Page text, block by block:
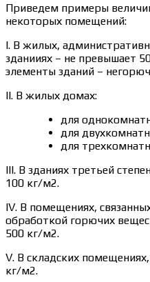
Приведем примеры
некоторых помещений:
I. В жилых,
зданииях – не превышает
элементы зданий –
II. В жилых домах:
для
для
для
III. В зданиях третьей
100 кг/м2.
IV. В помещениях,
обработкой горючих
500 кг/м2.
V. В складских
кг/м2.